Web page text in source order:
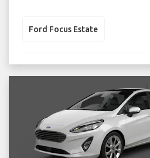
Ford Focus Estate